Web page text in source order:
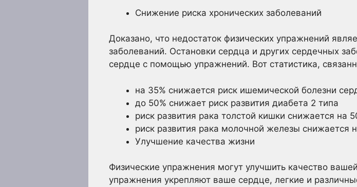
Снижение риска хронических заболеваний
Доказано, что недостаток физических упражнений
заболеваний. Остановки сердца и других сердечных
сердце с помощью упражнений. Вот статистика,
на 35% снижается риск ишемической болезни
до 50% снижает риск развития диабета 2 типа
риск развития рака толстой кишки снижается на
риск развития рака молочной железы снижается
Улучшение качества жизни
Физические упражнения могут улучшить качество
упражнения укрепляют ваше сердце, легкие и